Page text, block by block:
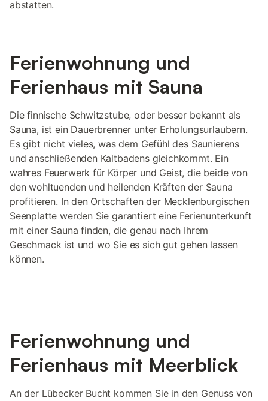
abstatten.
Ferienwohnung und
Ferienhaus mit Sauna
Die finnische Schwitzstube, oder besser bekannt als
Sauna, ist ein Dauerbrenner unter Erholungsurlaubern.
Es gibt nicht vieles, was dem Gefühl des Saunierens
und anschließenden Kaltbadens gleichkommt. Ein
wahres Feuerwerk für Körper und Geist, die beide von
den wohltuenden und heilenden Kräften der Sauna
profitieren. In den Ortschaften der Mecklenburgischen
Seenplatte werden Sie garantiert eine Ferienunterkunft
mit einer Sauna finden, die genau nach Ihrem
Geschmack ist und wo Sie es sich gut gehen lassen
können.
Ferienwohnung und
Ferienhaus mit Meerblick
An der Lübecker Bucht kommen Sie in den Genuss von